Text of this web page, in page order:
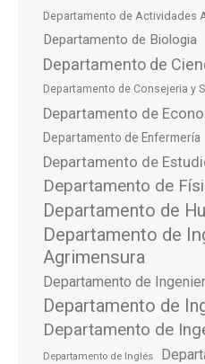
Departamento de Actividades
Departamento de Biologia
Departamento de
Departamento de Consejeria y
Departamento de
Departamento de Enfermería
Departamento de
Departamento de
Departamento de
Departamento de
Agrimensura
Departamento de
Departamento de
Departamento de
Departamento de Inglés